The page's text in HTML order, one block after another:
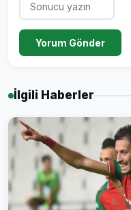
Yorum Gönder
İlgili Haberler